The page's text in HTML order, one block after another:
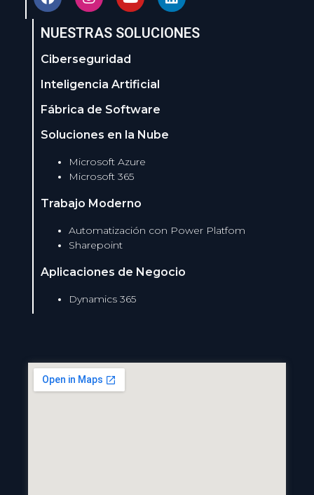
NUESTRAS SOLUCIONES
Ciberseguridad
Inteligencia Artificial
Fábrica de Software
Soluciones en la Nube
Microsoft Azure
Microsoft 365
Trabajo Moderno
Automatización con Power Platfom
Sharepoint
Aplicaciones de Negocio
Dynamics 365